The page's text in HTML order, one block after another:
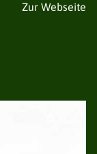
Zur Webseite